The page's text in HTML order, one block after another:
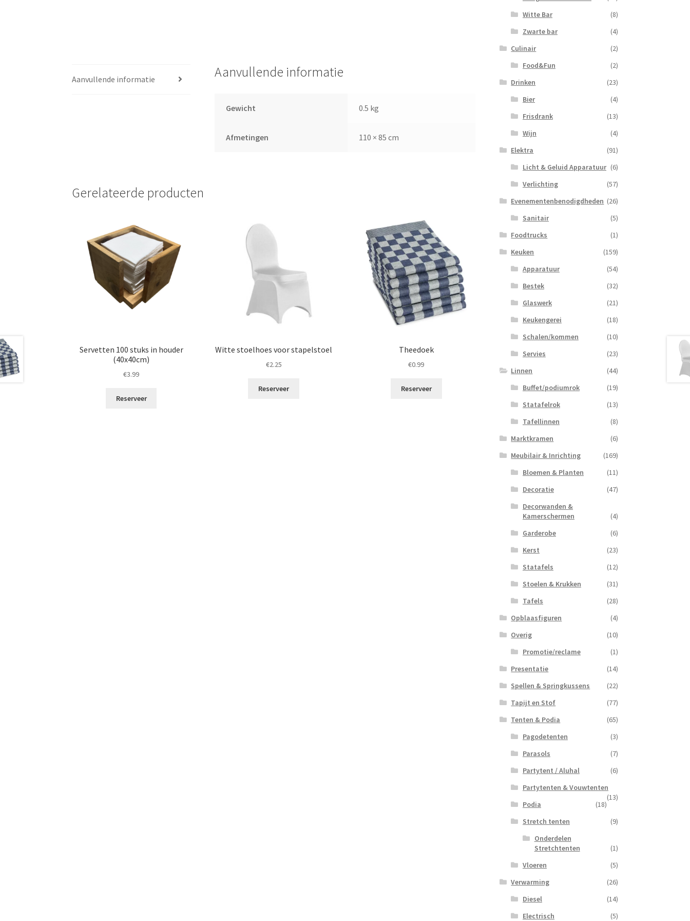
Aanvullende informatie Aanvullende informatie
Gewicht 0.5 kg
Afmetingen 110 × 85 cm
Gerelateerde producten
Servetten 100 stuks in houder
(40x40cm)
€3.99
Reserveer
Witte stoelhoes voor stapelstoel
€2.25
Reserveer
Theedoek
€0.99
Reserveer
Witte Bar
(8)
Zwarte bar
(4)
Culinair
(2)
Food&Fun
(2)
Drinken
(23)
Bier
(4)
Frisdrank
(13)
Wijn
(4)
Elektra
(91)
Licht & Geluid Apparatuur (6)
Verlichting
(57)
Evenementenbenodigdheden (26)
Sanitair
(5)
Foodtrucks
(1)
Keuken
(159)
Apparatuur
(54)
Bestek
(32)
Glaswerk
(21)
Keukengerei
(18)
Schalen/kommen
(10)
Servies
(23)
Linnen
(44)
Buffet/podiumrok
(19)
Statafelrok
(13)
Tafellinnen
(8)
Marktkramen
(6)
Meubilair & Inrichting
(169)
Bloemen & Planten
(11)
Decoratie
(47)
Decorwanden &
Kamerschermen
(4)
Garderobe
(6)
Kerst
(23)
Statafels
(12)
Stoelen & Krukken
(31)
Tafels
(28)
Opblaasfiguren
(4)
Overig
(10)
Promotie/reclame
(1)
Presentatie
(14)
Spellen & Springkussens
(22)
Tapijt en Stof
(77)
Tenten & Podia
(65)
Pagodetenten
(3)
Parasols
(7)
Partytent / Aluhal
(6)
Partytenten & Vouwtenten
(13)
Podia
(18)
Stretch tenten
(9)
Onderdelen
Stretchtenten
(1)
Vloeren
(5)
Verwarming
(26)
Diesel
(14)
Electrisch
(5)